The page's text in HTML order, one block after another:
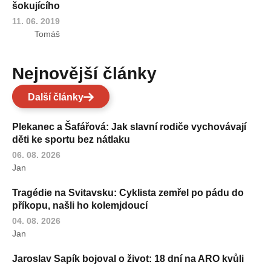
šokujícího
11. 06. 2019
Tomáš
Nejnovější články
Další články
Plekanec a Šafářová: Jak slavní rodiče vychovávají
děti ke sportu bez nátlaku
06. 08. 2026
Jan
Tragédie na Svitavsku: Cyklista zemřel po pádu do
příkopu, našli ho kolemjdoucí
04. 08. 2026
Jan
Jaroslav Sapík bojoval o život: 18 dní na ARO kvůli